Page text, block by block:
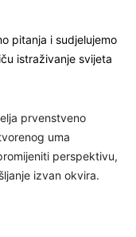
pitanja i sudjelujemo
istraživanje svijeta
prvenstveno
uma
perspektivu,
izvan okvira.